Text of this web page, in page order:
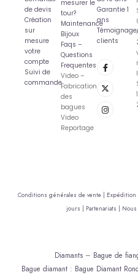
de devis
Création
sur
mesure
votre
compte
Suivi de
commande
mesurer le
tour?
Maintenance
Bijoux
Faqs –
Questions
Frequentes
Video –
Fabrication
des
bagues
Video
Reportage
Garantie 1
ans
clients
Conditions générales de vente |
jours | Partenariats |
Diamants– Bague de
Bague diamant : Bague Diamant